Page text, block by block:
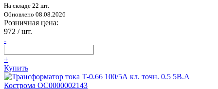
На складе 22 шт.
Обновлено 08.08.2026
Розничная цена:
972 / шт.
-
+
Купить